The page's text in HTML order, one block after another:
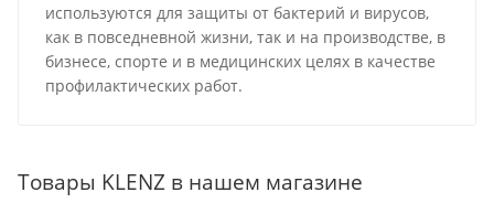
используются для защиты от бактерий и вирусов,
как в повседневной жизни, так и на производстве, в
бизнесе, спорте и в медицинских целях в качестве
профилактических работ.
Товары KLENZ в нашем магазине